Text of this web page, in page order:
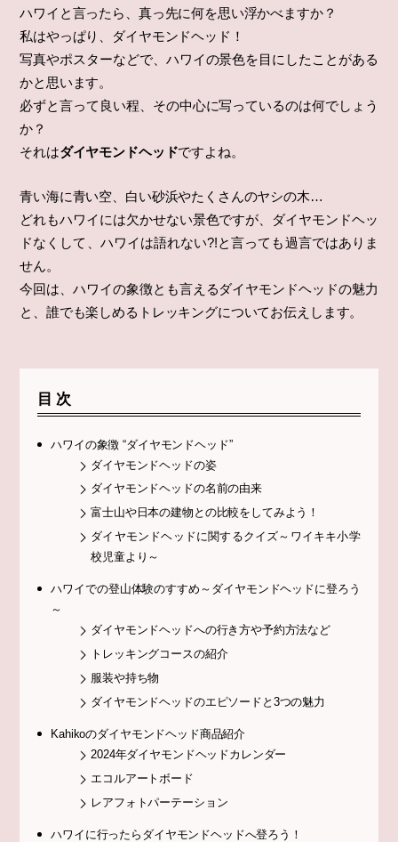
ハワイと言ったら、真っ先に何を思い浮かべますか？
私はやっぱり、ダイヤモンドヘッド！
写真やポスターなどで、ハワイの景色を目にしたことがある
かと思います。
必ずと言って良い程、その中心に写っているのは何でしょう
か？
それはダイヤモンドヘッドですよね。
青い海に青い空、白い砂浜やたくさんのヤシの木…
どれもハワイには欠かせない景色ですが、ダイヤモンドヘッ
ドなくして、ハワイは語れない?!と言っても過言ではありま
せん。
今回は、ハワイの象徴とも言えるダイヤモンドヘッドの魅力
と、誰でも楽しめるトレッキングについてお伝えします。
目次
ハワイの象徴 “ダイヤモンドヘッド”
ダイヤモンドヘッドの姿
ダイヤモンドヘッドの名前の由来
富士山や日本の建物との比較をしてみよう！
ダイヤモンドヘッドに関するクイズ～ワイキキ小学
校児童より～
ハワイでの登山体験のすすめ～ダイヤモンドヘッドに登ろう
～
ダイヤモンドヘッドへの行き方や予約方法など
トレッキングコースの紹介
服装や持ち物
ダイヤモンドヘッドのエピソードと3つの魅力
Kahikoのダイヤモンドヘッド商品紹介
2024年ダイヤモンドヘッドカレンダー
エコルアートボード
レアフォトパーテーション
ハワイに行ったらダイヤモンドヘッドへ登ろう！